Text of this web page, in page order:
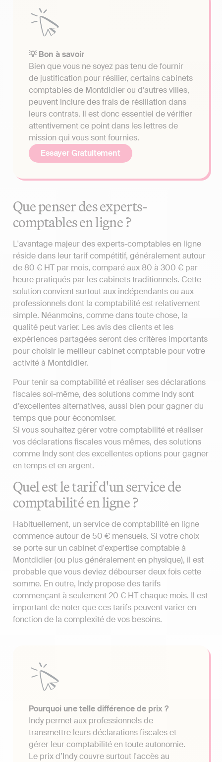
💡 Bon à savoir
Bien que vous ne soyez pas tenu de fournir
de justification pour résilier, certains cabinets
comptables de Montdidier ou d'autres villes,
peuvent inclure des frais de résiliation dans
leurs contrats. Il est donc essentiel de vérifier
attentivement ce point dans les lettres de
mission qui vous sont fournies.
Essayer Gratuitement
Que penser des experts-
comptables en ligne ?
L'avantage majeur des experts-comptables en ligne
réside dans leur tarif compétitif, généralement autour
de 80 € HT par mois, comparé aux 80 à 300 € par
heure pratiqués par les cabinets traditionnels. Cette
solution convient surtout aux indépendants ou aux
professionnels dont la comptabilité est relativement
simple. Néanmoins, comme dans toute chose, la
qualité peut varier. Les avis des clients et les
expériences partagées seront des critères importants
pour choisir le meilleur cabinet comptable pour votre
activité à Montdidier.
Pour tenir sa comptabilité et réaliser ses déclarations
fiscales soi-même, des solutions comme Indy sont
d’excellentes alternatives, aussi bien pour gagner du
temps que pour économiser.
Si vous souhaitez gérer votre comptabilité et réaliser
vos déclarations fiscales vous mêmes, des solutions
comme Indy sont des excellentes options pour gagner
en temps et en argent.
Quel est le tarif d'un service de
comptabilité en ligne ?
Habituellement, un service de comptabilité en ligne
commence autour de 50 € mensuels. Si votre choix
se porte sur un cabinet d'expertise comptable à
Montdidier (ou plus généralement en physique), il est
probable que vous deviez débourser deux fois cette
somme. En outre, Indy propose des tarifs
commençant à seulement 20 € HT chaque mois. Il est
important de noter que ces tarifs peuvent varier en
fonction de la complexité de vos besoins.
Pourquoi une telle différence de prix ?
Indy permet aux professionnels de
transmettre leurs déclarations fiscales et
gérer leur comptabilité en toute autonomie.
Le prix d’Indy couvre surtout l'accès au